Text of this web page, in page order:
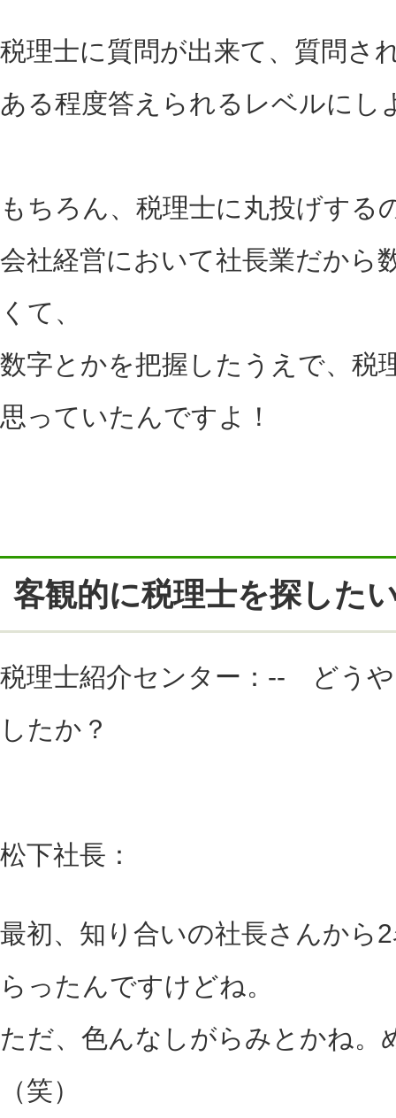
税理士に質問が出来て、質問さ
ある程度答えられるレベルにし
もちろん、税理士に丸投げする
会社経営において社長業だから
くて、
数字とかを把握したうえで、税
思っていたんですよ！
客観的に税理士を探した
税理士紹介センター：-- どう
したか？
松下社長：
最初、知り合いの社長さんから
らったんですけどね。
ただ、色んなしがらみとかね。
（笑）